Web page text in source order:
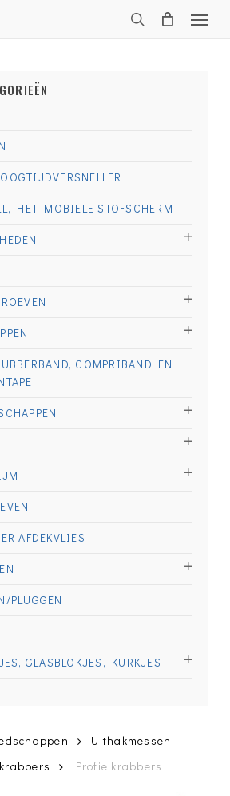
Menu
HET MOBIELE STOFSCHERM
COMPRIBAND EN
AFDEKVLIES
PLUGGEN
GLASBLOKJES, KURKJES
Uithakmessen
Profielkrabbers